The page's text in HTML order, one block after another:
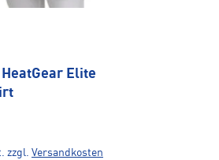
HeatGear Elite
zzgl. Versandkosten